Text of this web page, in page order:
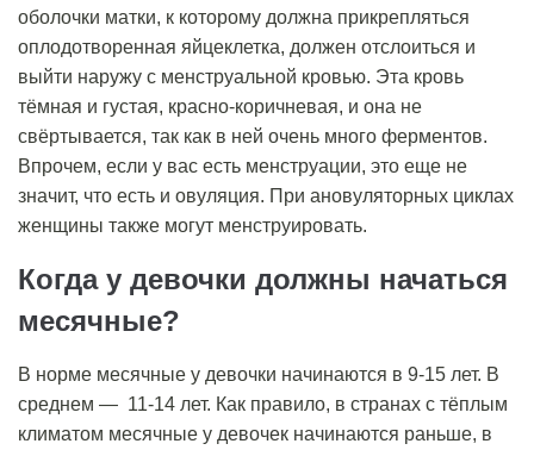
оболочки матки, к которому должна прикрепляться
оплодотворенная яйцеклетка, должен отслоиться и
выйти наружу с менструальной кровью. Эта кровь
тёмная и густая, красно-коричневая, и она не
свёртывается, так как в ней очень много ферментов.
Впрочем, если у вас есть менструации, это еще не
значит, что есть и овуляция. При ановуляторных циклах
женщины также могут менструировать.
Когда у девочки должны начаться
месячные?
В норме месячные у девочки начинаются в 9-15 лет. В
среднем — 11-14 лет. Как правило, в странах с тёплым
климатом месячные у девочек начинаются раньше, в